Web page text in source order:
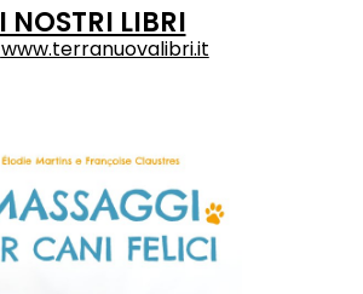
I NOSTRI LIBRI
www.terranuovalibri.it